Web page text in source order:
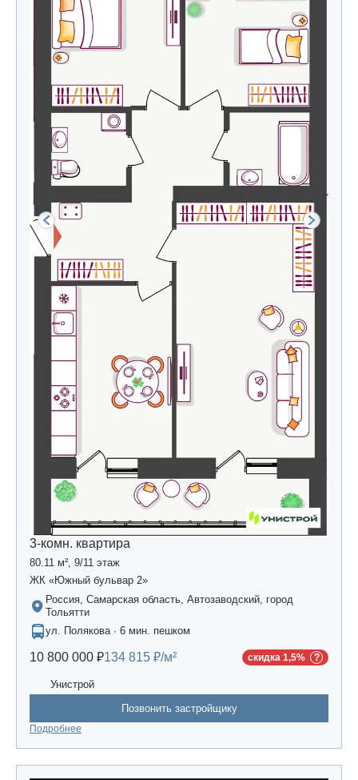
3-комн. квартира
80.11 м², 9/11 этаж
ЖК «Южный бульвар 2»
Россия, Самарская область, Автозаводский, город
Тольятти
ул. Полякова · 6 мин. пешком
10 800 000 ₽134 815 ₽/м² скидка 1,5%
Унистрой
Позвонить застройщику
Подробнее